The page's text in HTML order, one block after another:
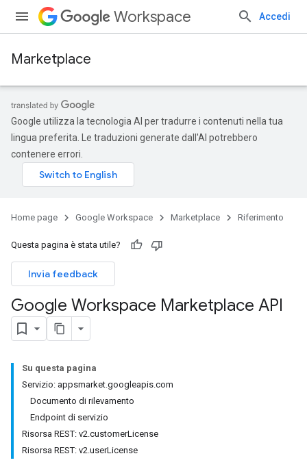
Workspace Accedi
Marketplace
Google utilizza la tecnologia AI per tradurre i contenuti nella tua
lingua preferita. Le traduzioni generate dall'AI potrebbero
contenere errori.
Home page Google Workspace Marketplace Riferimento
Questa pagina è stata utile?
Invia feedback
Google Workspace Marketplace API
Su questa pagina
Servizio: appsmarket.googleapis.com
Documento di rilevamento
Endpoint di servizio
Risorsa REST: v2.customerLicense
Risorsa REST: v2.userLicense